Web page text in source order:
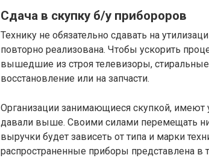
Сдача в скупку б/у прибороров
Технику не обязательно сдавать на
повторно реализована. Чтобы ускорить
вышедшие из строя телевизоры,
восстановление или на запчасти.
Организации занимающиеся скупкой,
давали выше. Своими силами перемещать
выручки будет зависеть от типа и марки
распространенные приборы представлена в